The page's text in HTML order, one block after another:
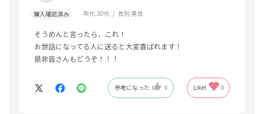
購入確認済み 年代:30代 性別:男性
そうめんと言ったら、これ！
お世話になってる人に送ると大変喜ばれます！
是非皆さんもどうぞ！！！
参考になった 0 Like! 0